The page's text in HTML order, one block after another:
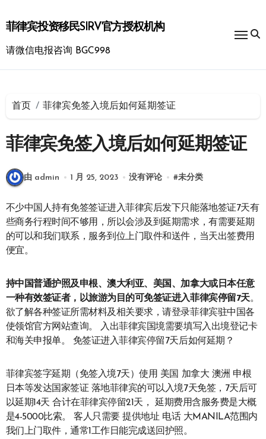
到
内
菲律宾投资移民SIRV官方授权机构
请微信电报咨询 BGC998
首页 菲律宾免签入境后如何延期签证
菲律宾免签入境后如何延期签证
由 admin 1 月 25, 2023 没有评论 #未分类
不少中国人持有免签签证进入菲律宾后发下只能落地签证7天有
些商务行程时间不够用，所以会涉及到延期需求，有需要延期
的可以和我们联系，服务到位上门取件和送件，当天出签费用
便宜。
持中国普通护照及申根、澳大利亚、美国、加拿大或日本任意
一种有效签证者，以旅游为目的可免签证进入菲律宾停留7天。
欲了解各种签证所需材料及相关要求，请登录菲律宾驻中国各
使领馆官方网站查询。 入出菲律宾国境需要填写入出境登记卡
和海关申报单。 免签证进入菲律宾停留7天后如何延期？
菲律宾签字延期（免签入境7天）使用 美国 加拿大 澳洲 申根
日本等发达国家签证 落地菲律宾的可以入境7天免签，7天后可
以延期14天 合计在菲律宾停留21天， 延期费用含服务费是大概
是4-5000比索。 客人只需要 提供地址 电话 大MANILA范围内
我们上门取件，通常1工作日能完成送回护照。